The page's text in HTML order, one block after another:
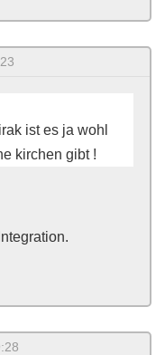
ist es ja wohl
kirchen gibt !